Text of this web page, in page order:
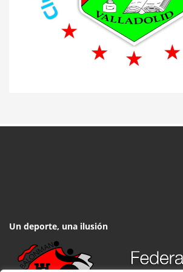
– AULA VALLADOLID
MASCULINA)
– AULA VALLADOLID
Un deporte, una ilusión